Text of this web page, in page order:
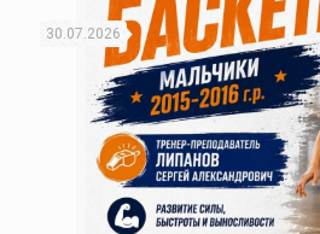
30.07.2026